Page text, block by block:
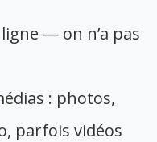
— on n’a pas
: photos,
parfois vidéos